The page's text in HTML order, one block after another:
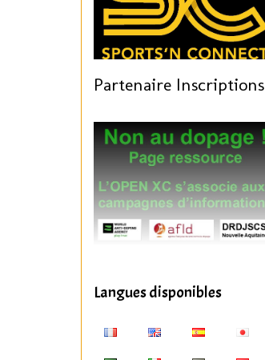
Partenaire Inscriptions
Langues disponibles